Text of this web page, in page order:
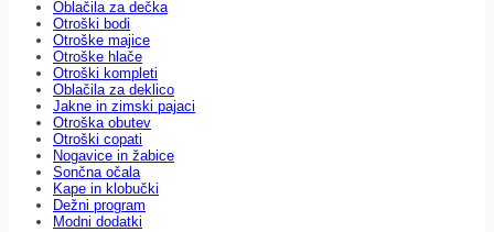
Oblačila za dečka
Otroški bodi
Otroške majice
Otroške hlače
Otroški kompleti
Oblačila za deklico
Jakne in zimski pajaci
Otroška obutev
Otroški copati
Nogavice in žabice
Sončna očala
Kape in klobučki
Dežni program
Modni dodatki